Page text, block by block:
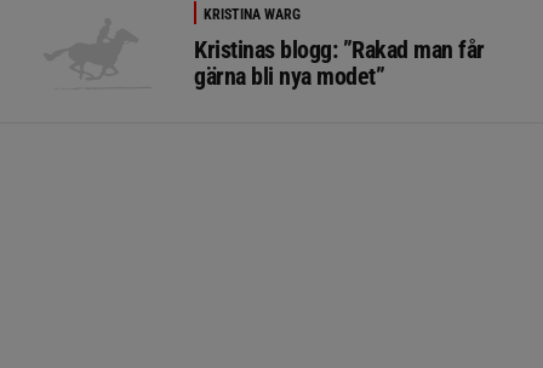
KRISTINA WARG
Kristinas blogg: ”Rakad man får
gärna bli nya modet”